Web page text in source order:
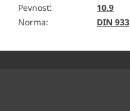
Pevnosť:
10.9
Norma: DIN 933